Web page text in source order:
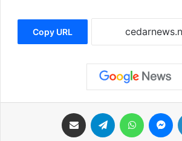
Copy URL
لينكدإن ماسنجر واتساب تيلقرام